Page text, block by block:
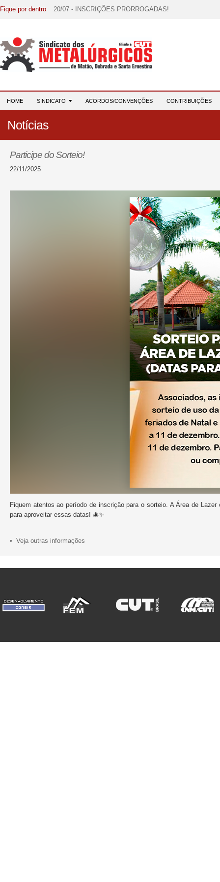
Fique por dentro 20/07 - INSCRIÇÕES PRORROGADAS!
07/07 - Increva-se! Link na descrição!
03/08 - DATA-BASE 2026: HORA DE UNIÃO E
HOME SINDICATO ACORDOS/CONVENÇÕES CONTRIBUIÇÕES
Notícias
Participe do Sorteio!
22/11/2025
Fiquem atentos ao período de inscrição para o sorteio. A Área de
para aproveitar essas datas! 🎄✨
• Veja outras informações